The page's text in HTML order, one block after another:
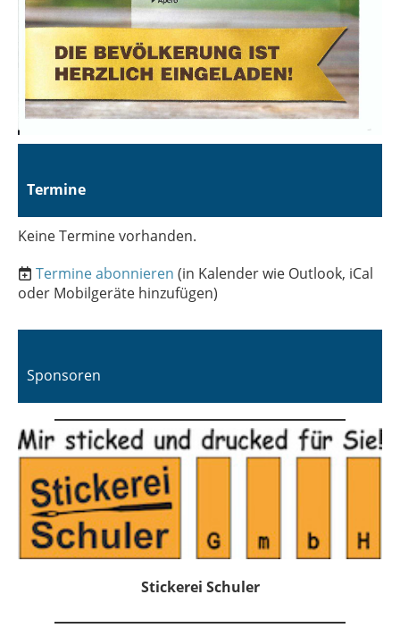
Termine
Keine Termine vorhanden.
Termine abonnieren (in Kalender wie Outlook, iCal
oder Mobilgeräte hinzufügen)
Sponsoren
Stickerei Schuler